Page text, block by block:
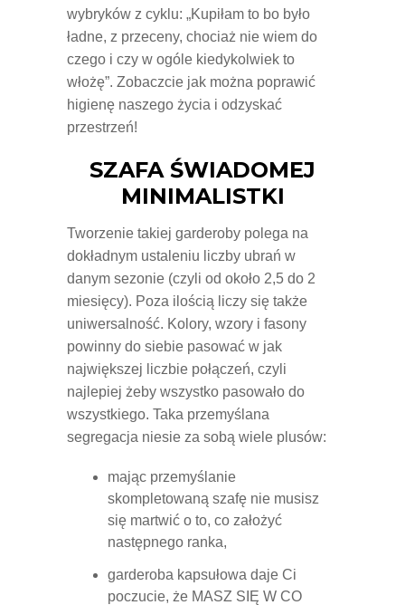
wybryków z cyklu: „Kupiłam to bo było
ładne, z przeceny, chociaż nie wiem do
czego i czy w ogóle kiedykolwiek to
włożę”. Zobaczcie jak można poprawić
higienę naszego życia i odzyskać
przestrzeń!
SZAFA ŚWIADOMEJ
MINIMALISTKI
Tworzenie takiej garderoby polega na
dokładnym ustaleniu liczby ubrań w
danym sezonie (czyli od około 2,5 do 2
miesięcy). Poza ilością liczy się także
uniwersalność. Kolory, wzory i fasony
powinny do siebie pasować w jak
największej liczbie połączeń, czyli
najlepiej żeby wszystko pasowało do
wszystkiego. Taka przemyślana
segregacja niesie za sobą wiele plusów:
mając przemyślanie
skompletowaną szafę nie musisz
się martwić o to, co założyć
następnego ranka,
garderoba kapsułowa daje Ci
poczucie, że MASZ SIĘ W CO